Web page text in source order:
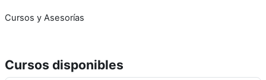
Cursos y Asesorías
Cursos disponibles